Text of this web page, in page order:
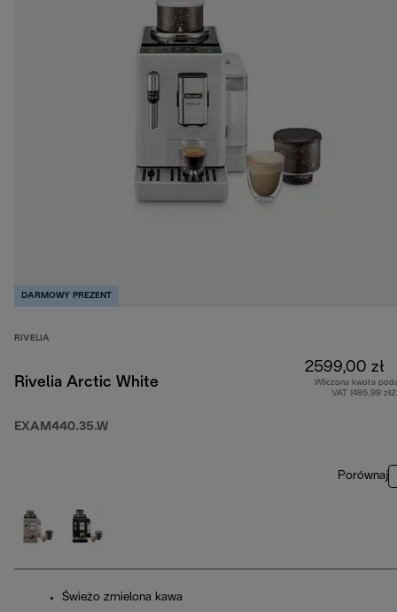
DARMOWY PREZENT
RIVELIA
Rivelia Arctic White
EXAM440.35.W
2599,00 zł
Wliczona kwota
VAT (485,99
Porównaj
Świeżo zmielona kawa